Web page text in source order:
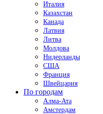
Италия
Казахстан
Канада
Латвия
Литва
Молдова
Нидерланды
США
Франция
Швейцария
По городам
Алма-Ата
Амстердам